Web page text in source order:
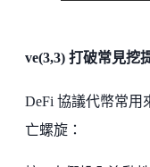
ve(3,3) 打破常見挖
DeFi 協議代幣常用
亡螺旋：